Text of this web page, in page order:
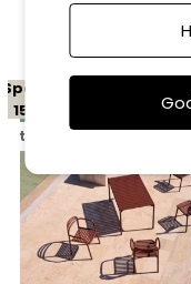
Spara
15%
till 16/8